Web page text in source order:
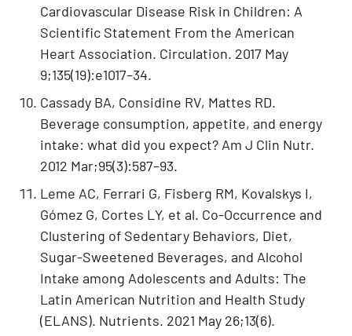
Cardiovascular Disease Risk in Children: A
Scientific Statement From the American
Heart Association. Circulation. 2017 May
9;135(19):e1017–34.
Cassady BA, Considine RV, Mattes RD.
Beverage consumption, appetite, and energy
intake: what did you expect? Am J Clin Nutr.
2012 Mar;95(3):587–93.
Leme AC, Ferrari G, Fisberg RM, Kovalskys I,
Gómez G, Cortes LY, et al. Co-Occurrence and
Clustering of Sedentary Behaviors, Diet,
Sugar-Sweetened Beverages, and Alcohol
Intake among Adolescents and Adults: The
Latin American Nutrition and Health Study
(ELANS). Nutrients. 2021 May 26;13(6).